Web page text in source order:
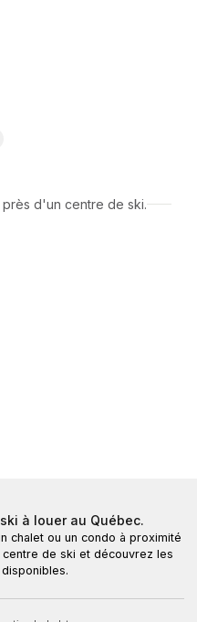
d'un centre de ski.
à louer au Québec.
chalet ou un condo à proximité
de ski et découvrez les